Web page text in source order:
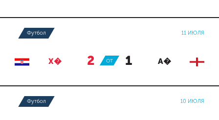
Футбол 11 ИЮЛЯ
Х� 2 : 1 А�
ОТ
Футбол 10 ИЮЛЯ